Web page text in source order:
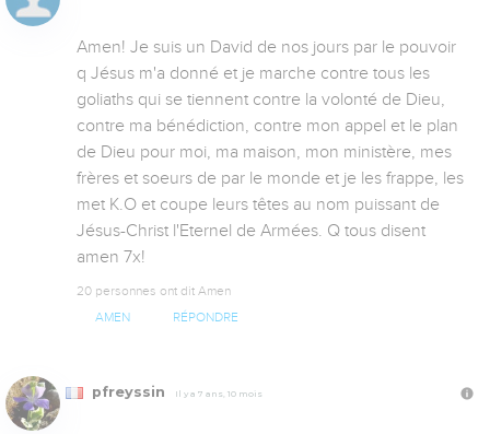
Amen! Je suis un David de nos jours par le pouvoir
q Jésus m'a donné et je marche contre tous les
goliaths qui se tiennent contre la volonté de Dieu,
contre ma bénédiction, contre mon appel et le plan
de Dieu pour moi, ma maison, mon ministère, mes
frères et soeurs de par le monde et je les frappe, les
met K.O et coupe leurs têtes au nom puissant de
Jésus-Christ l'Eternel de Armées. Q tous disent
amen 7x!
20 personnes ont dit Amen
AMEN RÉPONDRE
pfreyssin Il y a 7 ans, 10 mois